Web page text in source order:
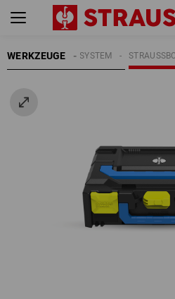
WERKZEUGE
STRAUSSBOX SYSTEM